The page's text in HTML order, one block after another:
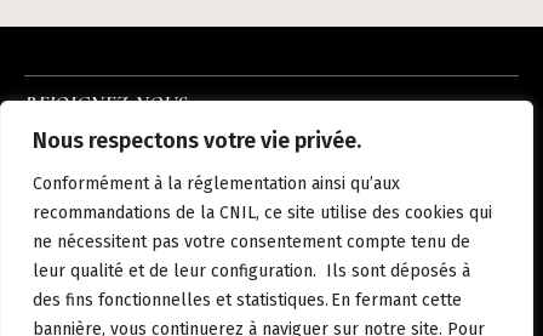
Nous respectons votre vie privée.
Conformément à la réglementation ainsi qu’aux
recommandations de la CNIL, ce site utilise des cookies qui
ne nécessitent pas votre consentement compte tenu de
leur qualité et de leur configuration. Ils sont déposés à
des fins fonctionnelles et statistiques. En fermant cette
bannière, vous continuerez à naviguer sur notre site. Pour
REJOIGNEZ-NOUS
NOUS REJOINDRE
MENTIONS LÉGALESPOLITIQUE DE CONFIDENTIALITÉ
FR